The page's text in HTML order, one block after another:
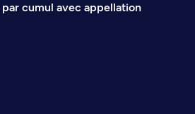
par cumul avec appellation